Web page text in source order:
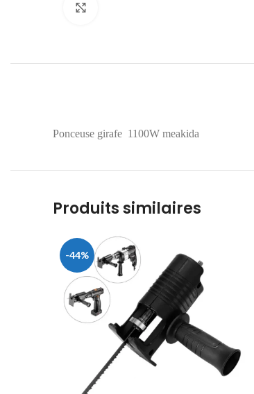
Ponceuse girafe 1100W meakida
Produits similaires
-44%